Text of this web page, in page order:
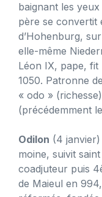
baignant les
père se convertit
d’Hohenburg,
elle-même
Léon IX, pape,
1050. Patronne
« odo »
(précédemment
Odilon (4
moine, suivit
coadjuteur puis
de Maieul en